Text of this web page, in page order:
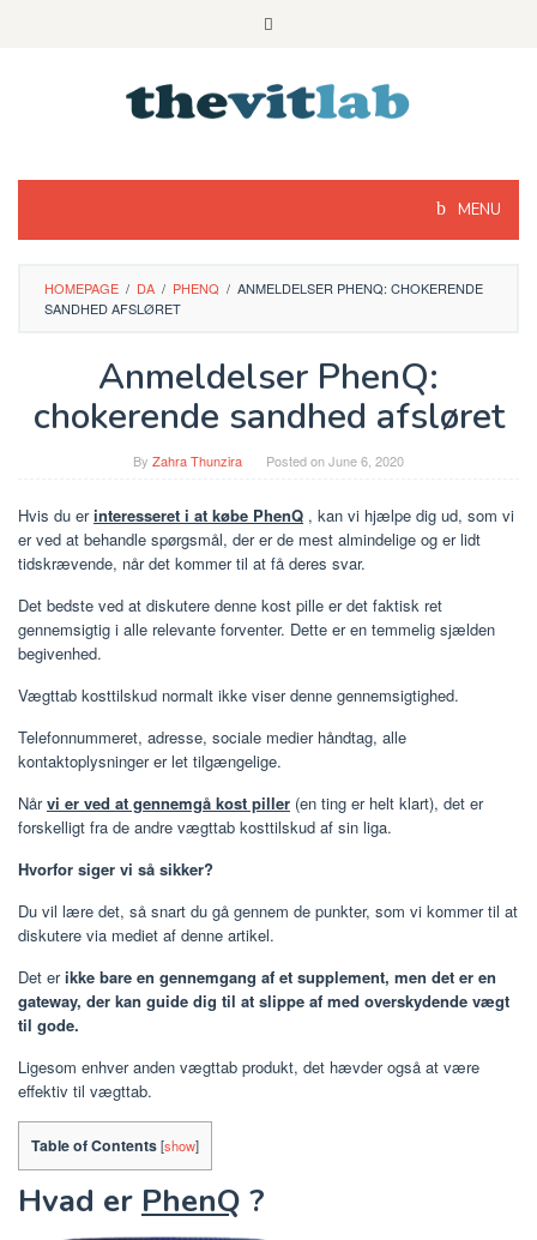
MENU
HOMEPAGE / DA / PHENQ / ANMELDELSER PHENQ: CHOKERENDE
SANDHED AFSLØRET
Anmeldelser PhenQ:
chokerende sandhed afsløret
By Zahra Thunzira Posted onJune 6, 2020
Hvis du erinteresseret i at købe PhenQ , kan vi hjælpe dig ud, som vi
er ved at behandle spørgsmål, der er de mest almindelige og er lidt
tidskrævende, når det kommer til at få deres svar.
Det bedste ved at diskutere denne kost pille er det faktisk ret
gennemsigtig i alle relevante forventer. Dette er en temmelig sjælden
begivenhed.
Vægttab kosttilskud normalt ikke viser denne gennemsigtighed.
Telefonnummeret, adresse, sociale medier håndtag, alle
kontaktoplysninger er let tilgængelige.
Nårvi er ved at gennemgå kost piller (en ting er helt klart), det er
forskelligt fra de andre vægttab kosttilskud af sin liga.
Hvorfor siger vi så sikker?
Du vil lære det, så snart du gå gennem de punkter, som vi kommer til at
diskutere via mediet af denne artikel.
Det erikke bare en gennemgang af et supplement, men det er en
gateway, der kan guide dig til at slippe af med overskydende vægt
til gode.
Ligesom enhver anden vægttab produkt, det hævder også at være
effektiv til vægttab.
Table of Contents[show]
Hvad er PhenQ ?